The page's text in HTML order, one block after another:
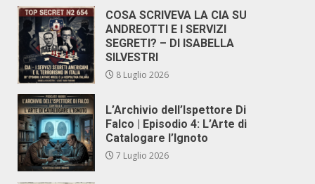
COSA SCRIVEVA LA CIA SU
ANDREOTTI E I SERVIZI
SEGRETI? – DI ISABELLA
SILVESTRI
8 Luglio 2026
L’Archivio dell’Ispettore Di
Falco | Episodio 4: L’Arte di
Catalogare l’Ignoto
7 Luglio 2026